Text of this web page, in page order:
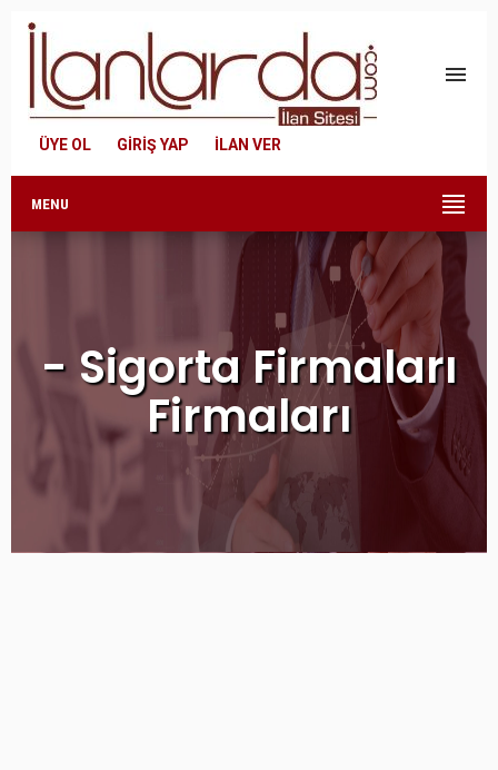
menu
ÜYE OL GİRİŞ YAP İLAN VER
MENU
- Sigorta Firmaları
Firmaları